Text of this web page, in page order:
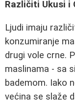
Različiti Ukusi i
Ljudi imaju
konzumiranje
drugi vole crne.
maslinama - sa
bademom. Iako
većina se slaže